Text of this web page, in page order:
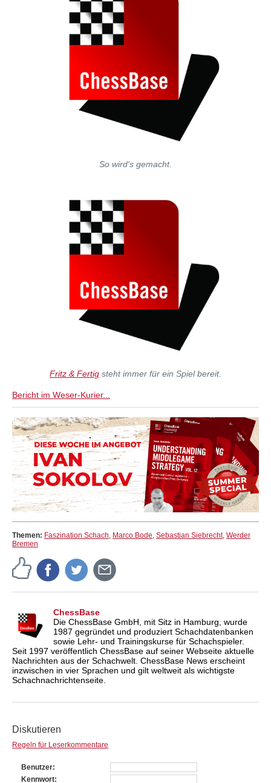
So wird's gemacht.
Fritz & Fertig steht immer für ein Spiel bereit.
Bericht im Weser-Kurier...
Themen: Faszination Schach, Marco Bode, Sebastian Siebrecht, Werder
Bremen
ChessBase
Die ChessBase GmbH, mit Sitz in Hamburg, wurde
1987 gegründet und produziert Schachdatenbanken
sowie Lehr- und Trainingskurse für Schachspieler.
Seit 1997 veröffentlich ChessBase auf seiner Webseite aktuelle
Nachrichten aus der Schachwelt. ChessBase News erscheint
inzwischen in vier Sprachen und gilt weltweit als wichtigste
Schachnachrichtenseite.
Diskutieren
Regeln für Leserkommentare
Benutzer
Kennwort